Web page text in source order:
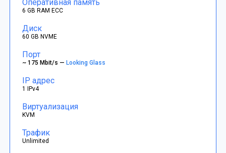
Оперативная память
6 GB RAM ECC
Диск
60 GB NVME
Порт
~ 175 Mbit/s —Looking Glass
IP адрес
1 IPv4
Виртуализация
KVM
Трафик
Unlimited